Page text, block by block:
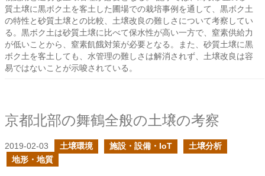
質土壌に黒ボク土を客土した圃場での栽培事例を通して、黒ボク土
の特性と砂質土壌との比較、土壌改良の難しさについて考察してい
る。黒ボク土は砂質土壌に比べて保水性が高い一方で、窒素供給力
が低いことから、窒素飢餓対策が必要となる。また、砂質土壌に黒
ボク土を客土しても、水管理の難しさは解消されず、土壌改良は容
易ではないことが示唆されている。
京都北部の舞鶴全般の土壌の考察
2019-02-03 土壌環境 施設・設備・IoT
土壌分析
地形・地質